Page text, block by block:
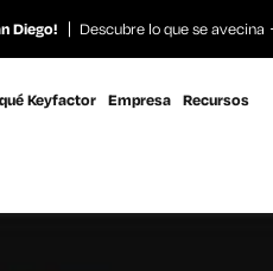
Diego! Descubre lo que se avecina
Keyfactor Empresa Recursos